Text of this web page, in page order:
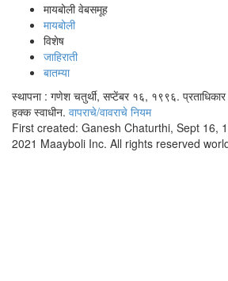
मायबोली वेबसमूह
मायबोली
विशेष
जाहिराती
बातम्या
स्थापना : गणेश चतुर्थी, सप्टेंबर १६, १९९६.
हक्क स्वाधीन. वापराचे/वावराचे नियम
First created: Ganesh Chaturthi, Sept 16,
2021 Maayboli Inc. All rights reserved